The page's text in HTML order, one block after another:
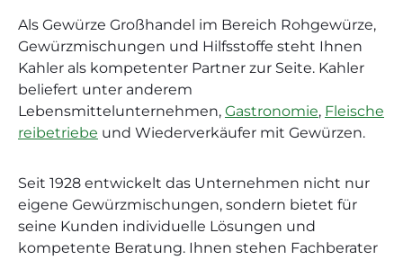
Als Gewürze Großhandel im Bereich Rohgewürze,
Gewürzmischungen und Hilfsstoffe steht Ihnen
Kahler als kompetenter Partner zur Seite. Kahler
beliefert unter anderem
Lebensmittelunternehmen, Gastronomie, Fleische
reibetriebe und Wiederverkäufer mit Gewürzen.
Seit 1928 entwickelt das Unternehmen nicht nur
eigene Gewürzmischungen, sondern bietet für
seine Kunden individuelle Lösungen und
kompetente Beratung. Ihnen stehen Fachberater